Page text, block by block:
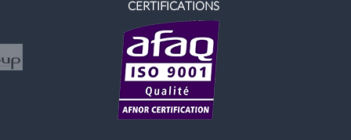
CERTIFICATIONS